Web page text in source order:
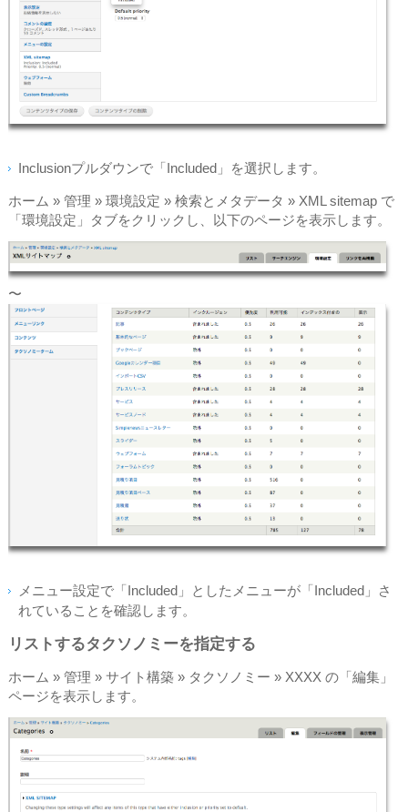
Inclusionプルダウンで「Included」を選択します。
ホーム » 管理 » 環境設定 » 検索とメタデータ » XML sitemap で
「環境設定」タブをクリックし、以下のページを表示します。
〜
メニュー設定で「Included」としたメニューが「Included」さ
れていることを確認します。
リストするタクソノミーを指定する
ホーム » 管理 » サイト構築 » タクソノミー » XXXX の「編集」
ページを表示します。